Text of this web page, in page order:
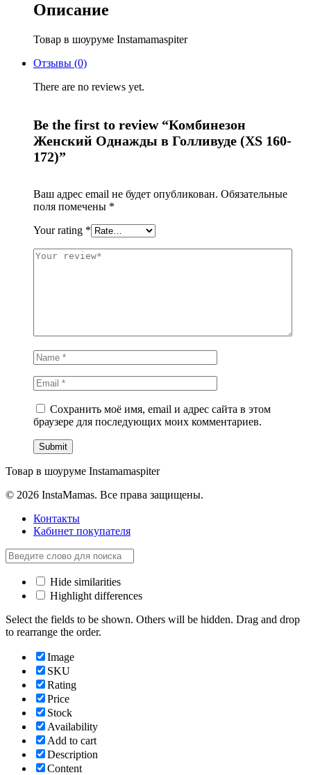
Описание
Товар в шоуруме Instamamaspiter
Отзывы (0)
There are no reviews yet.
Be the first to review “Комбинезон
Женский Однажды в Голливуде (XS 160-
172)”
Ваш адрес email не будет опубликован. Обязательные
поля помечены *
Your rating *
Сохранить моё имя, email и адрес сайта в этом
браузере для последующих моих комментариев.
Товар в шоуруме Instamamaspiter
© 2026 InstaMamas. Все права защищены.
Контакты
Кабинет покупателя
Hide similarities
Highlight differences
Select the fields to be shown. Others will be hidden. Drag and drop
to rearrange the order.
Image
SKU
Rating
Price
Stock
Availability
Add to cart
Description
Content